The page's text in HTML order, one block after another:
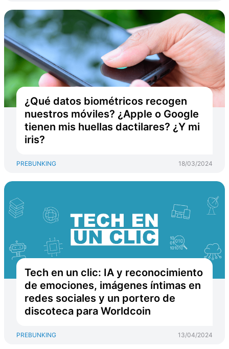
¿Qué datos biométricos recogen
nuestros móviles? ¿Apple o Google
tienen mis huellas dactilares? ¿Y mi
iris?
PREBUNKING 18/03/2024
Tech en un clic: IA y reconocimiento
de emociones, imágenes íntimas en
redes sociales y un portero de
discoteca para Worldcoin
PREBUNKING 13/04/2024